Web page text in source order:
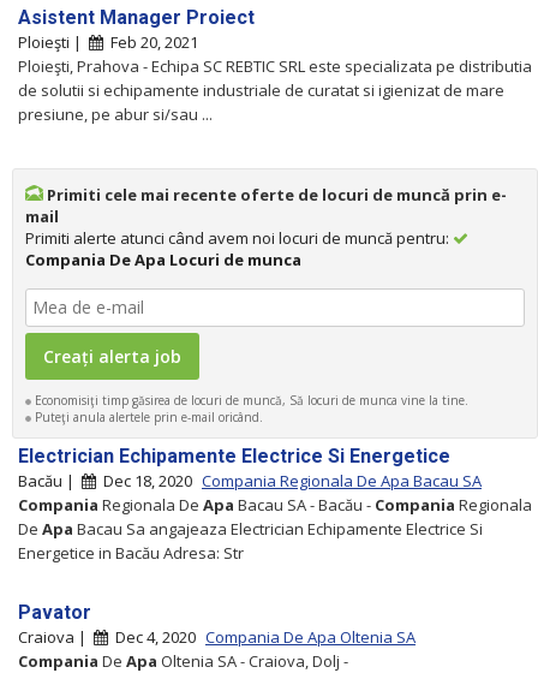
Asistent Manager Proiect
Ploieşti |
Feb 20, 2021
Ploieşti, Prahova - Echipa SC REBTIC SRL este specializata pe distributia
de solutii si echipamente industriale de curatat si igienizat de mare
presiune, pe abur si/sau ...
Primiti cele mai recente oferte de locuri de muncă prin e-
mail
Primiti alerte atunci când avem noi locuri de muncă pentru:
Compania De Apa Locuri de munca
Economisiţi timp găsirea de locuri de muncă, Să locuri de munca vine la tine.
Puteţi anula alertele prin e-mail oricând.
Electrician Echipamente Electrice Si Energetice
Bacău | Dec 18, 2020 Compania Regionala De Apa Bacau SA
Compania Regionala De Apa Bacau SA - Bacău - Compania Regionala
De Apa Bacau Sa angajeaza Electrician Echipamente Electrice Si
Energetice in Bacău Adresa: Str
Pavator
Craiova | Dec 4, 2020 Compania De Apa Oltenia SA
Compania De Apa Oltenia SA - Craiova, Dolj -